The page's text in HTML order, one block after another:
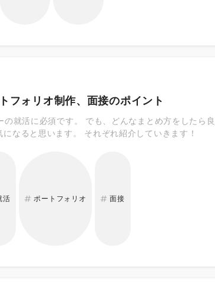
フォリオ制作、面接のポイント
就活に必須です。 でも、どんなまとめ方をしたら
なると思います。 それぞれ紹介していきます！
活 ポートフォリオ 面接